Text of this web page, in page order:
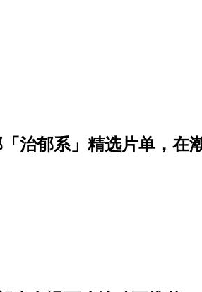
治郁系」精选片单，在